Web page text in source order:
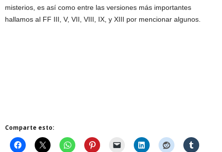
misterios, es así como entre las versiones más importantes
hallamos al FF III, V, VII, VIII, IX, y XIII por mencionar algunos.
Comparte esto: